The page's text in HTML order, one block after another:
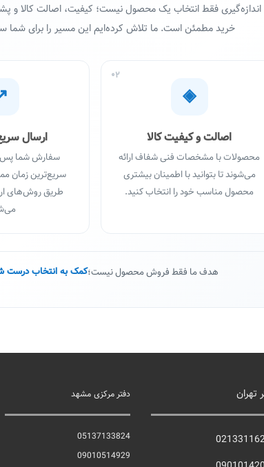
اندازه‌گیری فقط انتخاب یک محصول نیست؛ کیفیت، اصالت کالا
خرید مطمئن است. ما تلاش کرده‌ایم این مسیر را برای شما
02
◈
اصالت و کیفیت کالا
محصولات با مشخصات فنی شفاف ارائه
می‌شوند تا بتوانید با اطمینان بیشتری
محصول مناسب خود را انتخاب کنید.
ارسال
سفارش شما پس
سریع‌ترین زمان
طریق روش‌های
هدف ما فقط فروش محصول نیست؛کمک به انتخاب درست
تهران دفتر مرکزی مشهد
05137133824
09010514929